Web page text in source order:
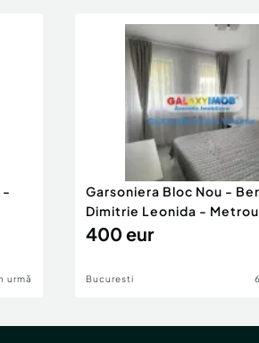
-
urmă
Garsoniera Bloc Nou -
Dimitrie Leonida -
400 eur
Bucuresti